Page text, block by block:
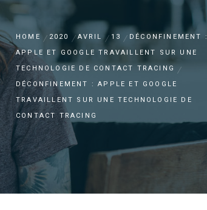
HOME 2020 AVRIL 13
DÉCONFINEMENT :
APPLE ET GOOGLE TRAVAILLENT SUR UNE
TECHNOLOGIE DE CONTACT TRACING
DÉCONFINEMENT : APPLE ET GOOGLE
TRAVAILLENT SUR UNE TECHNOLOGIE DE
CONTACT TRACING